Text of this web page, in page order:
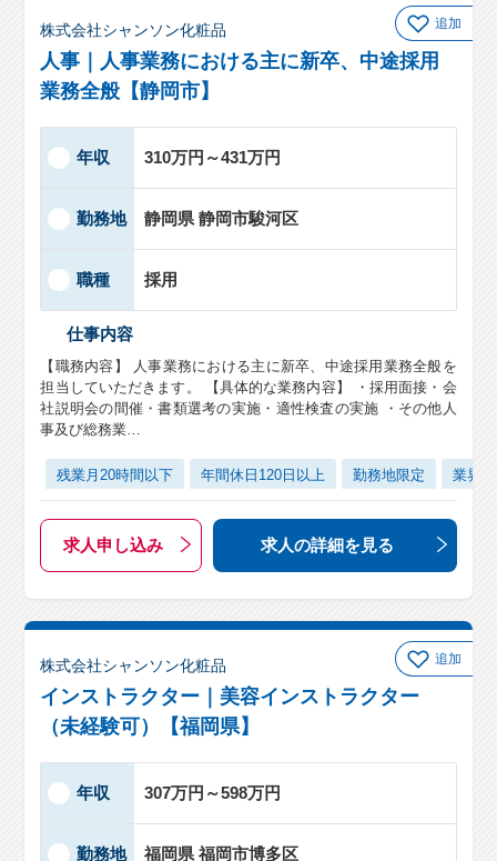
追加
株式会社シャンソン化粧品
人事｜人事業務における主に新卒、中途採用
業務全般【静岡市】
年収 310万円～431万円
勤務地 静岡県 静岡市駿河区
職種 採用
仕事内容
【職務内容】 人事業務における主に新卒、中途採用業務全般を
担当していただきます。 【具体的な業務内容】 ・採用面接・会
社説明会の間催・書類選考の実施・適性検査の実施 ・その他人
事及び総務業…
残業月20時間以下 年間休日120日以上 勤務地限定 業界
求人申し込み 求人の詳細を見る
追加
株式会社シャンソン化粧品
インストラクター｜美容インストラクター
（未経験可）【福岡県】
年収 307万円～598万円
勤務地 福岡県 福岡市博多区